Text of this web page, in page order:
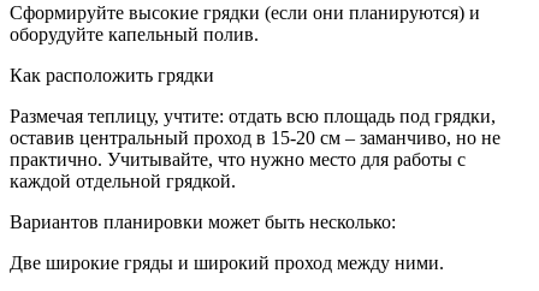
Сформируйте высокие грядки (если они планируются) и
оборудуйте капельный полив.
Как расположить грядки
Размечая теплицу, учтите: отдать всю площадь под грядки,
оставив центральный проход в 15-20 см – заманчиво, но не
практично. Учитывайте, что нужно место для работы с
каждой отдельной грядкой.
Вариантов планировки может быть несколько:
Две широкие гряды и широкий проход между ними.